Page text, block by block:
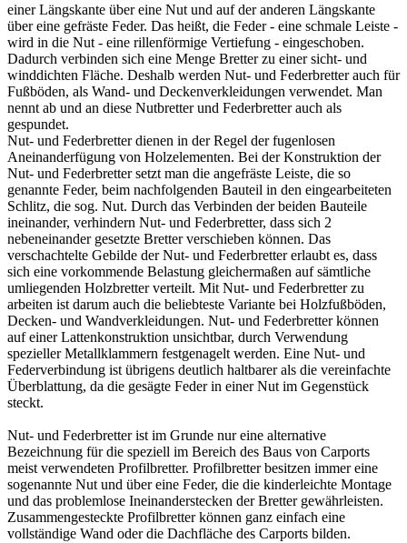
einer Längskante über eine Nut und auf der anderen Längskante
über eine gefräste Feder. Das heißt, die Feder - eine schmale Leiste -
wird in die Nut - eine rillenförmige Vertiefung - eingeschoben.
Dadurch verbinden sich eine Menge Bretter zu einer sicht- und
winddichten Fläche. Deshalb werden Nut- und Federbretter auch für
Fußböden, als Wand- und Deckenverkleidungen verwendet. Man
nennt ab und an diese Nutbretter und Federbretter auch als
gespundet.
Nut- und Federbretter dienen in der Regel der fugenlosen
Aneinanderfügung von Holzelementen. Bei der Konstruktion der
Nut- und Federbretter setzt man die angefräste Leiste, die so
genannte Feder, beim nachfolgenden Bauteil in den eingearbeiteten
Schlitz, die sog. Nut. Durch das Verbinden der beiden Bauteile
ineinander, verhindern Nut- und Federbretter, dass sich 2
nebeneinander gesetzte Bretter verschieben können. Das
verschachtelte Gebilde der Nut- und Federbretter erlaubt es, dass
sich eine vorkommende Belastung gleichermaßen auf sämtliche
umliegenden Holzbretter verteilt. Mit Nut- und Federbretter zu
arbeiten ist darum auch die beliebteste Variante bei Holzfußböden,
Decken- und Wandverkleidungen. Nut- und Federbretter können
auf einer Lattenkonstruktion unsichtbar, durch Verwendung
spezieller Metallklammern festgenagelt werden. Eine Nut- und
Federverbindung ist übrigens deutlich haltbarer als die vereinfachte
Überblattung, da die gesägte Feder in einer Nut im Gegenstück
steckt.
Nut- und Federbretter ist im Grunde nur eine alternative
Bezeichnung für die speziell im Bereich des Baus von Carports
meist verwendeten Profilbretter. Profilbretter besitzen immer eine
sogenannte Nut und über eine Feder, die die kinderleichte Montage
und das problemlose Ineinanderstecken der Bretter gewährleisten.
Zusammengesteckte Profilbretter können ganz einfach eine
vollständige Wand oder die Dachfläche des Carports bilden.